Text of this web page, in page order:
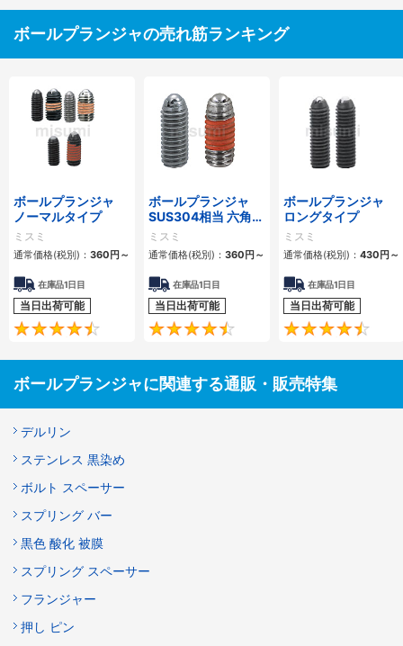
ボールプランジャの売れ筋ランキング
ボールプランジャ
ノーマルタイプ
ミスミ
通常価格(税別)： 360円～
在庫品1日目
当日出荷可能
4.6
ボールプランジャ
SUS304相当 六角穴
タイプ
ミスミ
通常価格(税別)： 360円～
在庫品1日目
当日出荷可能
4.5
ボールプランジャ
ロングタイプ
ミスミ
通常価格(税別)： 430円～
在庫品1日目
当日出荷可能
ボールプランジャに関連する通販・販売特集
デルリン
ステンレス 黒染め
ボルト スペーサー
スプリング バー
黒色 酸化 被膜
スプリング スペーサー
フランジャー
押し ピン